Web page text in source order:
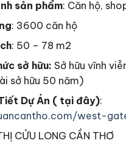
sản phẩm: Căn hộ,
: 3600 căn hộ
: 50 – 78 m2
sở hữu: Sở hữu vĩnh
sở hữu 50 năm)
Dự Án ( tại đây):
west-
CỬU LONG CẦN THƠ